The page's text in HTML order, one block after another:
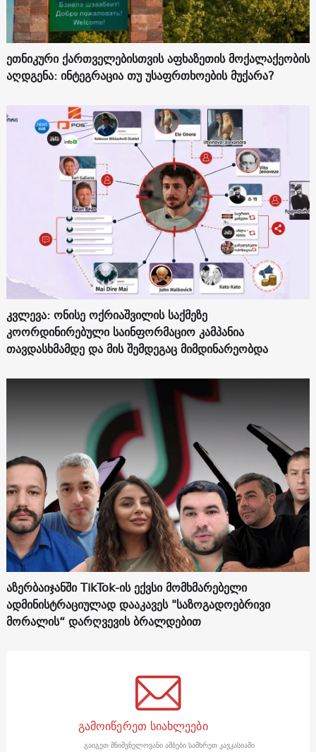
ეთნიკური ქართველებისთვის აფხაზეთის მოქალაქეობის
აღდგენა: ინტეგრაცია თუ უსაფრთხოების მუქარა?
კვლევა: ონისე ოქრიაშვილის საქმეზე
კოორდინირებული საინფორმაციო კამპანია
თავდასხმამდე და მის შემდეგაც მიმდინარეობდა
აზერბაიჯანში TikTok-ის ექვსი მომხმარებელი
ადმინისტრაციულად დააკავეს "საზოგადოებრივი
მორალის“ დარღვევის ბრალდებით
გამოიწერეთ სიახლეები
გაიგეთ მნიშვნელოვანი ამბები სამხრეთ კავკასიაში